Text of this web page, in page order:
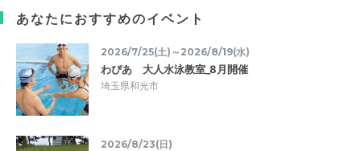
あなたにおすすめのイベント
2026/7/25(土)～2026/8/19(水)
わぴあ 大人水泳教室_8月開催
埼玉県和光市
2026/8/23(日)